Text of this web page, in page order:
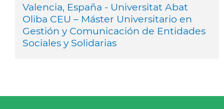
Valencia, España - Universitat Abat
Oliba CEU – Máster Universitario en
Gestión y Comunicación de Entidades
Sociales y Solidarias